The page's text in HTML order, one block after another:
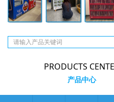
PRODUCTS
产品中心